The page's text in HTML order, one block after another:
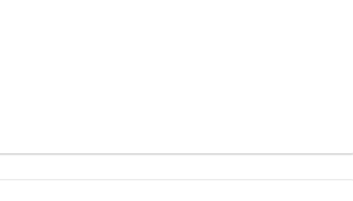
offrant ce juste équilibre entre intimité, détente et
niveau de confort particulièrement appréciable. Une
région tout en profitant d'un véritable village gersois vivant